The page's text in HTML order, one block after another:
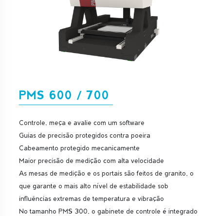
PMS 600 / 700
Controle, meça e avalie com um software
Guias de precisão protegidos contra poeira
Cabeamento protegido mecanicamente
Maior precisão de medição com alta velocidade
As mesas de medição e os portais são feitos de granito, o
que garante o mais alto nível de estabilidade sob
influências extremas de temperatura e vibração
No tamanho PMS 300, o gabinete de controle é integrado